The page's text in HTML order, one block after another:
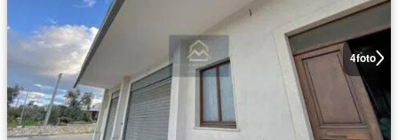
4foto